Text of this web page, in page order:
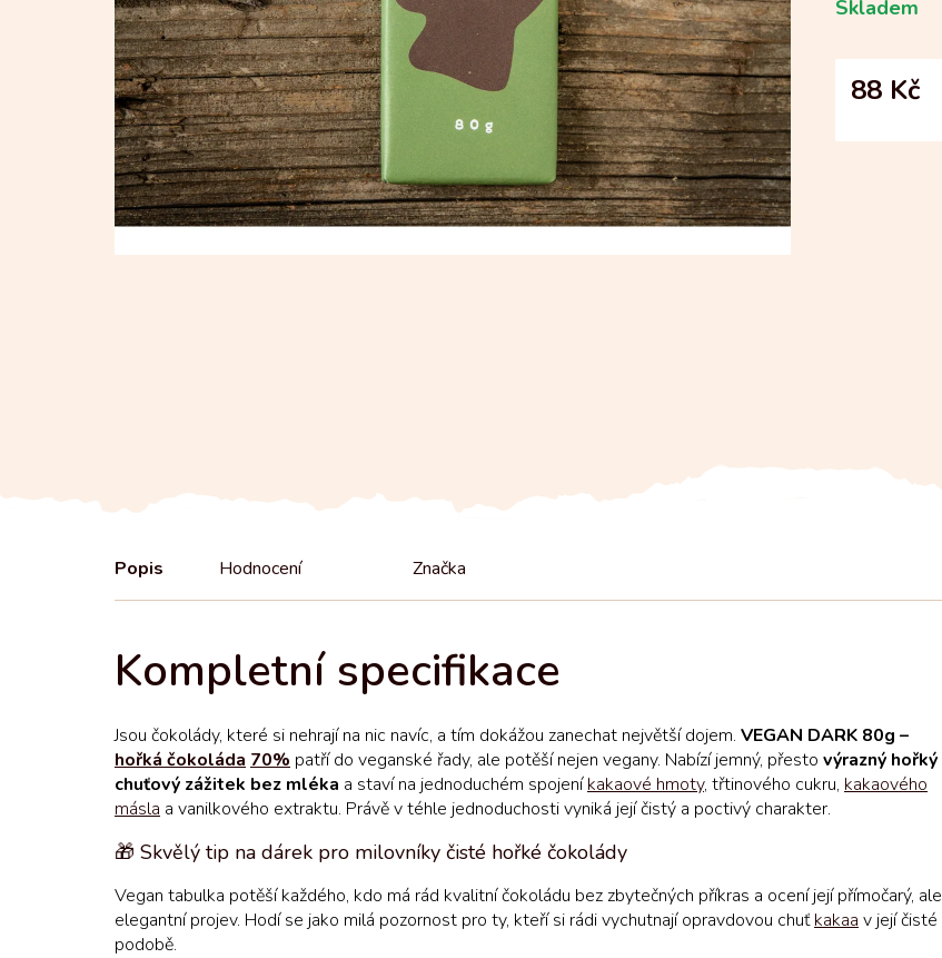
Skladem
88 Kč
Popis Hodnocení Značka
Jsou čokolády, které si nehrají na nic navíc, a tím dokážou zanechat největší dojem. VEGAN DARK 80g –
hořká čokoláda 70% patří do veganské řady, ale potěší nejen vegany. Nabízí jemný, přesto výrazný hořký
chuťový zážitek bez mléka a staví na jednoduchém spojeníkakaové hmoty, třtinového cukru, kakaového
másla a vanilkového extraktu. Právě v téhle jednoduchosti vyniká její čistý a poctivý charakter.
🎁 Skvělý tip na dárek pro milovníky čisté hořké čokolády
Vegan tabulka potěší každého, kdo má rád kvalitní čokoládu bez zbytečných příkras a ocení její přímočarý, ale
elegantní projev. Hodí se jako milá pozornost pro ty, kteří si rádi vychutnají opravdovou chuťkakaa v její čisté
podobě.